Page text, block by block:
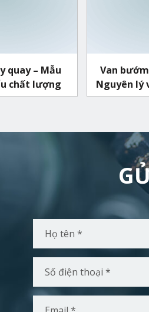
quay – Mẫu
chất lượng
Van
Nguyên lý